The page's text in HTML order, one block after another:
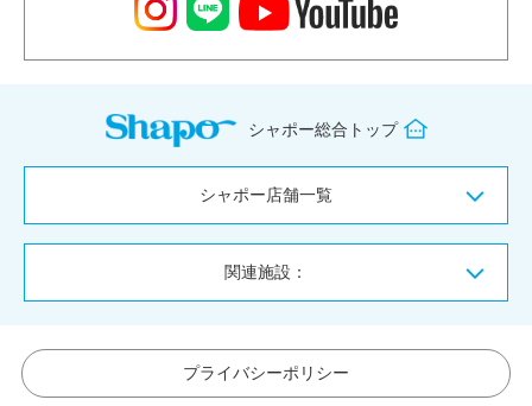
シャポー総合トップ
シャポー店舗一覧
関連施設：
プライバシーポリシー